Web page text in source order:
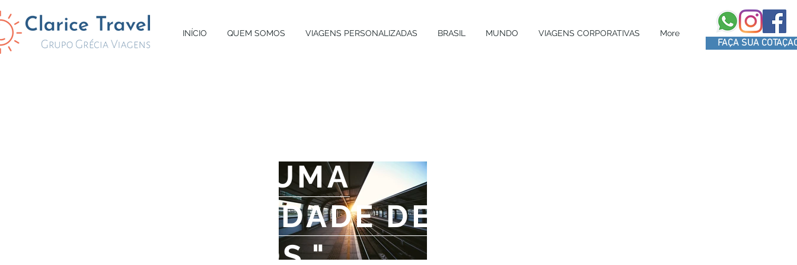
INÍCIO QUEM SOMOS VIAGENS PERSONALIZADAS BRASIL MUNDO VIAGENS CORPORATIVAS More
FAÇA SUA
COBRE UMA
DIVERSIDADE DE
PECADOS."